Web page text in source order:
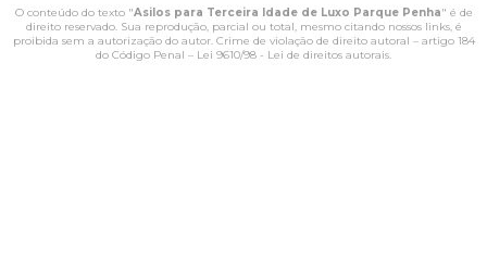
O conteúdo do texto "Asilos para Terceira Idade de Luxo Parque Penha" é de
direito reservado. Sua reprodução, parcial ou total, mesmo citando nossos links, é
proibida sem a autorização do autor. Crime de violação de direito autoral – artigo 184
do Código Penal – Lei 9610/98 - Lei de direitos autorais.